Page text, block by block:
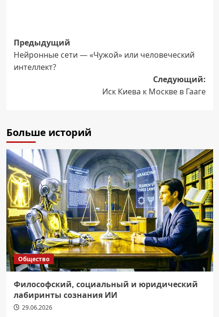
Навигация
записи
Предыдущий
Нейронные сети — «Чужой» или человеческий
интеллект?
Следующий:
Иск Киева к Москве в Гааге
Больше историй
Общество
Философский, социальный и юридический
лабиринты сознания ИИ
29.06.2026